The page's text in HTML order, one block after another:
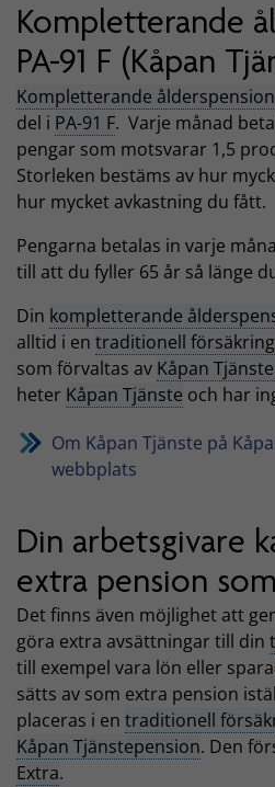
Kompletterande
PA-91 F (Kåpan
Kompletterande ålderspension
del i PA-91 F. Varje månad
pengar som motsvarar 1,5
Storleken bestäms av hur
hur mycket avkastning du fått.
Pengarna betalas in varje
till att du fyller 65 år så länge
Din kompletterande
alltid i en traditionell försäkring
som förvaltas av Kåpan
heter Kåpan Tjänste och har
Om Kåpan Tjänste på
webbplats
Din arbetsgivare
extra pension
Det finns även möjlighet att
göra extra avsättningar till din
till exempel vara lön eller
sätts av som extra pension
placeras i en traditionell
Kåpan Tjänstepension. Den
Extra.